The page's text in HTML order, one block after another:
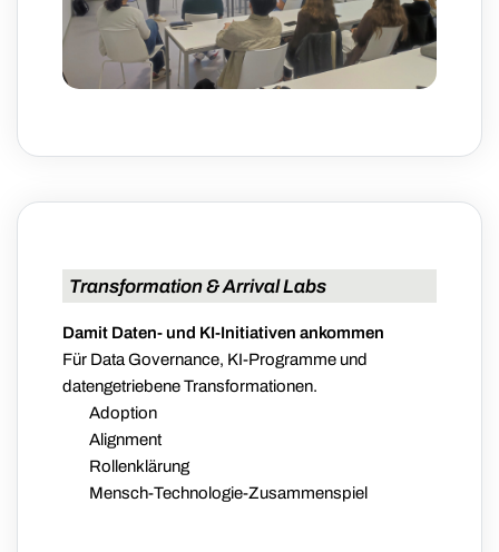
Transformation & Arrival Labs
Damit Daten- und KI-Initiativen ankommen
Für Data Governance, KI-Programme und
datengetriebene Transformationen.
Adoption
Alignment
Rollenklärung
Mensch-Technologie-Zusammenspiel